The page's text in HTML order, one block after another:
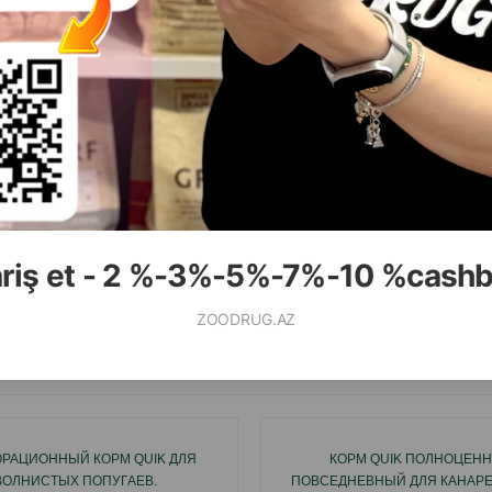
et - 2 %-3%-5%-7%-10
ZOODRUG.AZ
( Отзывы)
Цена
Купить
1 шт
4.00
КУПИТЬ
КОРМ QUIK ДЛЯ
ПОПУГАЕВ.
КОРМ QUIK
ПОВСЕДНЕВНЫЙ ДЛЯ